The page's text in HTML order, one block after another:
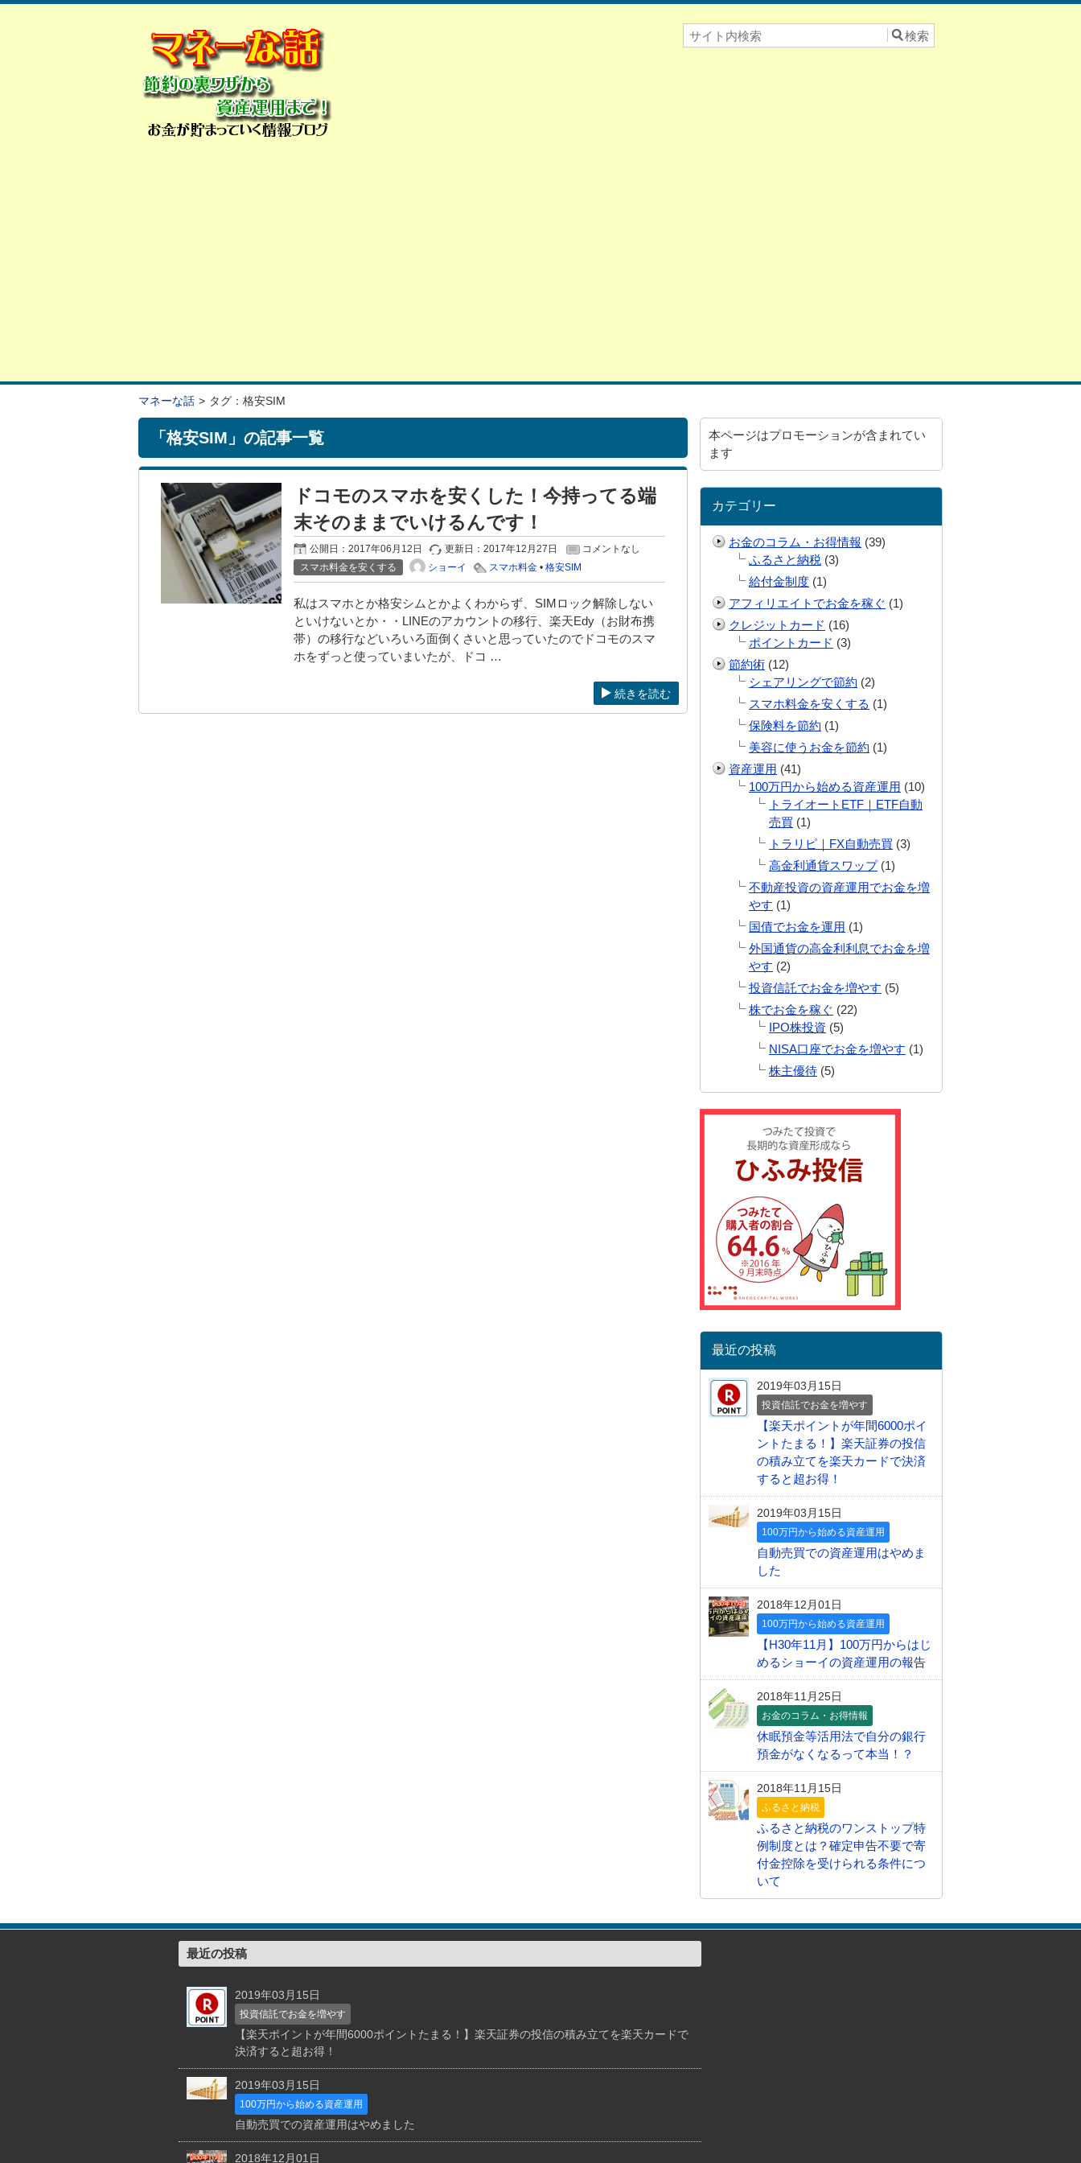
マネーな話 タグ：格安SIM
「格安SIM 」の記事一覧
ドコモのスマホを安くした！今持ってる端
末そのままでいけるんです！
公開日：2017年06月12日 更新日：2017年12月27日
コメントなし
スマホ料金を安くする
ショーイ スマホ料金 •格安SIM
私はスマホとか格安シムとかよくわからず、SIMロック解除しない
といけないとか・・LINEのアカウントの移行、楽天Edy（お財布携
帯）の移行などいろいろ面倒くさいと思っていたのでドコモのスマ
ホをずっと使っていまいたが、ドコ …
続きを読む
本ページはプロモーションが含まれてい
ます
カテゴリー
お金のコラム・お得情報 (39)
ふるさと納税 (3)
給付金制度 (1)
アフィリエイトでお金を稼ぐ (1)
クレジットカード (16)
ポイントカード (3)
節約術 (12)
シェアリングで節約 (2)
スマホ料金を安くする (1)
保険料を節約 (1)
美容に使うお金を節約 (1)
資産運用 (41)
100万円から始める資産運用 (10)
トライオートETF｜ETF自動
売買 (1)
トラリピ｜FX自動売買 (3)
高金利通貨スワップ(1)
不動産投資の資産運用でお金を増
やす (1)
国債でお金を運用 (1)
外国通貨の高金利利息でお金を増
やす (2)
投資信託でお金を増やす (5)
株でお金を稼ぐ (22)
IPO株投資 (5)
NISA口座でお金を増やす (1)
株主優待 (5)
最近の投稿
2019年03月15日
投資信託でお金を増やす
【楽天ポイントが年間6000ポイ
ントたまる！】楽天証券の投信
の積み立てを楽天カードで決済
すると超お得！
2019年03月15日
100万円から始める資産運用
自動売買での資産運用はやめま
した
2018年12月01日
100万円から始める資産運用
【H30年11月】100万円からはじ
めるショーイの資産運用の報告
2018年11月25日
お金のコラム・お得情報
休眠預金等活用法で自分の銀行
預金がなくなるって本当！？
2018年11月15日
ふるさと納税
ふるさと納税のワンストップ特
例制度とは？確定申告不要で寄
付金控除を受けられる条件につ
いて
最近の投稿
2019年03月15日
投資信託でお金を増やす
【楽天ポイントが年間6000ポイントたまる！】楽天証券の投信の積み立てを楽天カードで
決済すると超お得！
2019年03月15日
100万円から始める資産運用
自動売買での資産運用はやめました
2018年12月01日